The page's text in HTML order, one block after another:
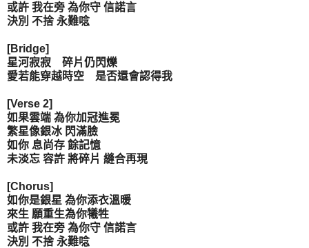
或許 我在旁 為你守 信諾言
決別 不捨 永難唸
[Bridge]
星河寂寂 碎片仍閃爍
愛若能穿越時空 是否還會認得我
[Verse 2]
如果雲端 為你加冠進冕
繁星像銀冰 閃滿臉
如你 息尚存 餘記憶
未淡忘 容許 將碎片 縫合再現
[Chorus]
如你是銀星 為你添衣溫暖
來生 願重生為你犧牲
或許 我在旁 為你守 信諾言
決別 不捨 永難唸